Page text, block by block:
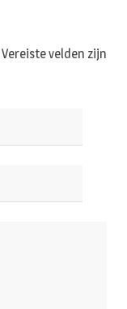
Vereiste velden zijn